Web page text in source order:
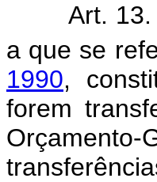
Art. 13.
a que se
1990,
forem
Orçamento-